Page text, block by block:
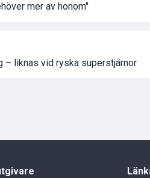
mer av honom"
– liknas vid ryska superstjärnor